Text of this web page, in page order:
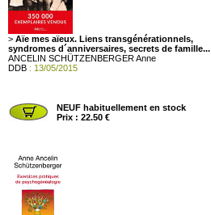
> Aïe mes aïeux. Liens transgénérationnels,
syndromes d´anniversaires, secrets de famille...
ANCELIN SCHÜTZENBERGER Anne
DDB : 13/05/2015
NEUF habituellement en stock
Prix : 22.50 €